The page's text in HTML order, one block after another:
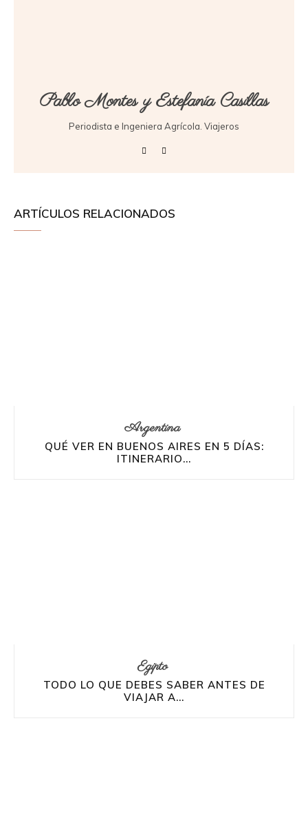
Pablo Montes y Estefanía Casillas
Periodista e Ingeniera Agrícola. Viajeros
ARTÍCULOS RELACIONADOS
Argentina
QUÉ VER EN BUENOS AIRES EN 5 DÍAS:
ITINERARIO...
Egipto
TODO LO QUE DEBES SABER ANTES DE
VIAJAR A...